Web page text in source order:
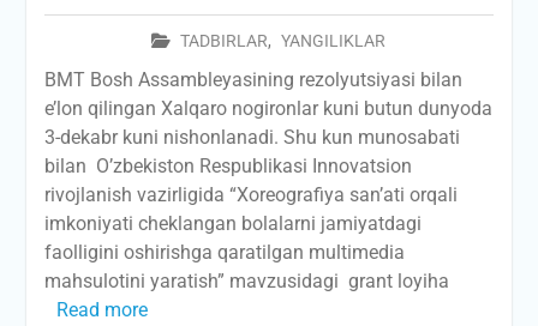
TADBIRLAR, YANGILIKLAR
BMT Bosh Assambleyasining rezolyutsiyasi bilan
e’lon qilingan Xalqaro nogironlar kuni butun dunyoda
3-dekabr kuni nishonlanadi. Shu kun munosabati
bilan O’zbekiston Respublikasi Innovatsion
rivojlanish vazirligida “Xoreografiya san’ati orqali
imkoniyati cheklangan bolalarni jamiyatdagi
faolligini oshirishga qaratilgan multimedia
mahsulotini yaratish” mavzusidagi grant loyiha
Read more